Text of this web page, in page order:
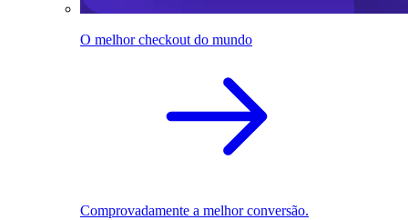
O melhor checkout do mundo
Comprovadamente a melhor conversão.